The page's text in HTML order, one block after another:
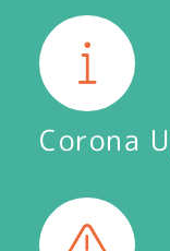
Corona